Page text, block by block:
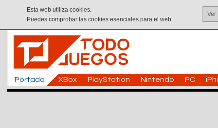
Esta web utiliza cookies.
Puedes comprobar las cookies esenciales para el web.
Ver
Portada XBox PlayStation Nintendo PC